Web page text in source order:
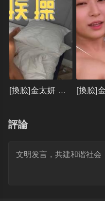
[換臉]金太妍 無碼挨操..
評論